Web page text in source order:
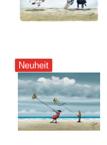
Neuheit